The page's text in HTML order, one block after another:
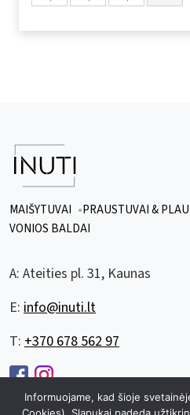
MAIŠYTUVAI PRAUSTUVAI &
VONIOS BALDAI
A: Ateities pl. 31, Kaunas
E: info@inuti.lt
T: +370 678 562 97
Informuojame, kad šioje